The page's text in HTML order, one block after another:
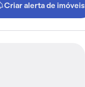
Criar alerta de imóveis